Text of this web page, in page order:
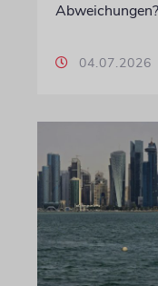
Abweichungen?
04.07.2026